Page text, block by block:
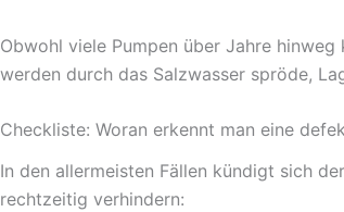
Obwohl viele Pumpen über Jahre
werden durch das Salzwasser spröde,
Checkliste: Woran erkennt man eine
In den allermeisten Fällen kündigt sich
rechtzeitig verhindern: